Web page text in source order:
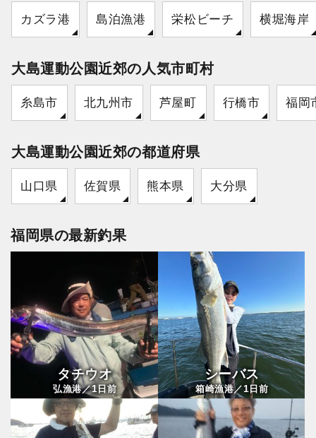
カズラ港 島泊漁港 栄松ビーチ 横堀海岸
大島運動公園近郊の人気市町村
糸島市 北九州市 芦屋町 行橋市 福岡
大島運動公園近郊の都道府県
山口県 佐賀県 熊本県 大分県
福岡県の最新釣果
タチウオ
弘漁港／1日前
シーバス
箱崎漁港／1 日前